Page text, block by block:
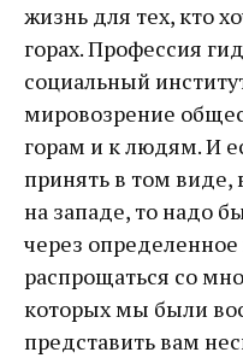
жизнь для тех, кто
горах. Профессия
социальный
мировозрение
горам и к людям. И
принять в том виде,
на западе, то надо
через
распрощаться со
которых мы были
представить вам